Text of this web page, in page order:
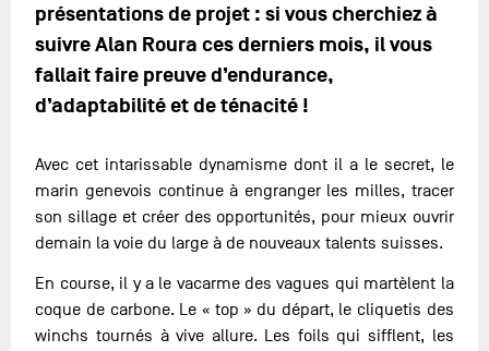
présentations de projet : si vous cherchiez à
suivre Alan Roura ces derniers mois, il vous
fallait faire preuve d’endurance,
d’adaptabilité et de ténacité !
Avec cet intarissable dynamisme dont il a le secret, le
marin genevois continue à engranger les milles, tracer
son sillage et créer des opportunités, pour mieux ouvrir
demain la voie du large à de nouveaux talents suisses.
En course, il y a le vacarme des vagues qui martèlent la
coque de carbone. Le « top » du départ, le cliquetis des
winchs tournés à vive allure. Les foils qui sifflent, les